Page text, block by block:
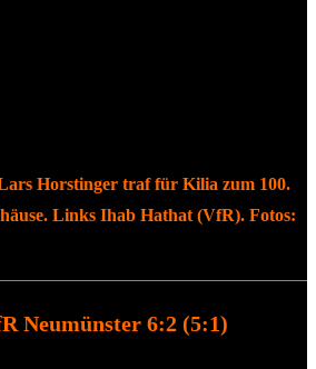
Horstinger traf für Kilia zum 100.
Links Ihab Hathat (VfR). Fotos:
Neumünster 6:2 (5:1)